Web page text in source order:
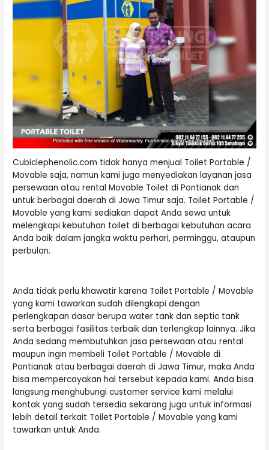
Cubiclephenolic.com tidak hanya menjual Toilet Portable /
Movable saja, namun kami juga menyediakan layanan jasa
persewaan atau rental Movable Toilet di Pontianak dan
untuk berbagai daerah di Jawa Timur saja. Toilet Portable /
Movable yang kami sediakan dapat Anda sewa untuk
melengkapi kebutuhan toilet di berbagai kebutuhan acara
Anda baik dalam jangka waktu perhari, perminggu, ataupun
perbulan.
Anda tidak perlu khawatir karena Toilet Portable / Movable
yang kami tawarkan sudah dilengkapi dengan
perlengkapan dasar berupa water tank dan septic tank
serta berbagai fasilitas terbaik dan terlengkap lainnya. Jika
Anda sedang membutuhkan jasa persewaan atau rental
maupun ingin membeli Toilet Portable / Movable di
Pontianak atau berbagai daerah di Jawa Timur, maka Anda
bisa mempercayakan hal tersebut kepada kami. Anda bisa
langsung menghubungi customer service kami melalui
kontak yang sudah tersedia sekarang juga untuk informasi
lebih detail terkait Toilet Portable / Movable yang kami
tawarkan untuk Anda.